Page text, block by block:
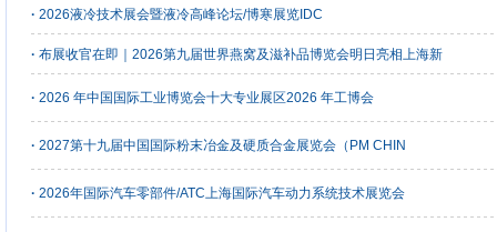
· 2026液冷技术展会暨液冷高峰论坛/博寒展览IDC
· 布展收官在即｜2026第九届世界燕窝及滋补品博览会明日亮相上海新
· 2026 年中国国际工业博览会十大专业展区2026 年工博会
· 2027第十九届中国国际粉末冶金及硬质合金展览会（PM CHIN
· 2026年国际汽车零部件/ATC上海国际汽车动力系统技术展览会